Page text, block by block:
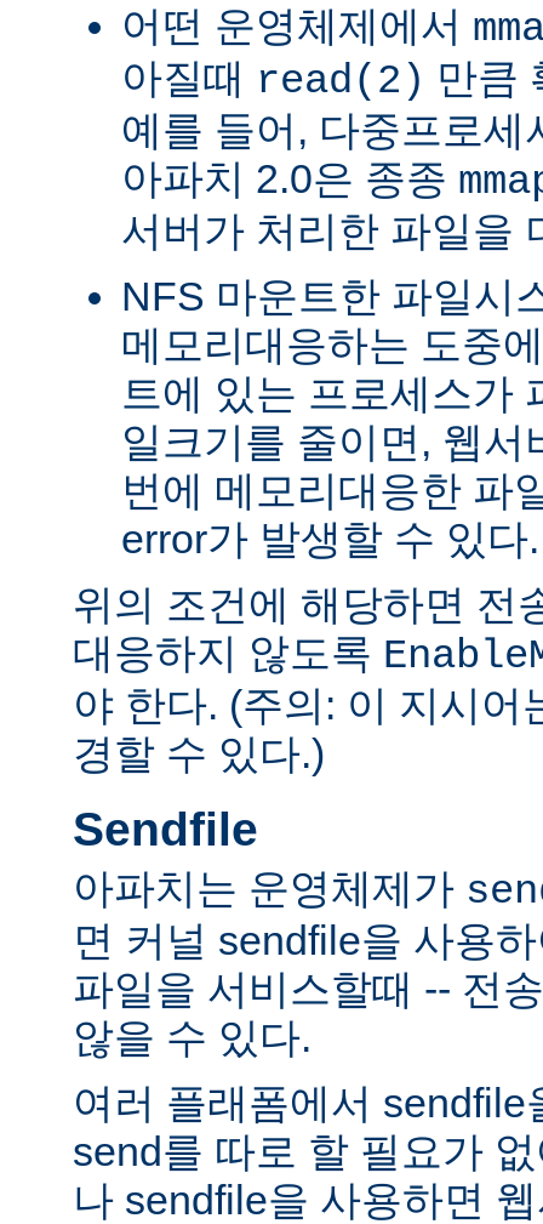
어떤 운영체제에서
아질때 read(2) 만큼
예를 들어, 다중프로
아파치 2.0은 종종
서버가 처리한 파일을
NFS 마운트한 파일시
메모리대응하는 도중
트에 있는 프로세스가
일크기를 줄이면, 웹
번에 메모리대응한 파
error가 발생할 수 있다.
위의 조건에 해당하면 전
대응하지 않도록
야 한다. (주의: 이 지시어
경할 수 있다.)
Sendfile
아파치는 운영체제가
면 커널 sendfile을 사용
파일을 서비스할때 -- 전
않을 수 있다.
여러 플래폼에서
send를 따로 할 필요가
나 sendfile을 사용하면